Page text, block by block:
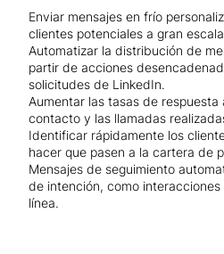
Enviar mensajes en frío
clientes potenciales a gran
Automatizar la distribución de
partir de acciones
solicitudes de LinkedIn.
Aumentar las tasas de respuesta
contacto y las llamadas
Identificar rápidamente los
hacer que pasen a la cartera de
Mensajes de seguimiento
de intención, como
línea.